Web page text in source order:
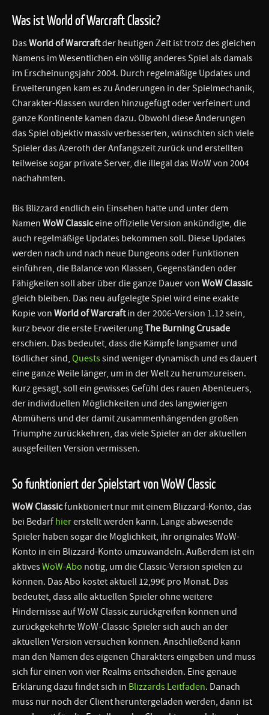
Was ist World of Warcraft Classic?
DasWorld of Warcraftder heutigen Zeit ist trotz des gleichen
Namens im Wesentlichen ein völlig anderes Spiel als damals
im Erscheinungsjahr 2004. Durch regelmäßige Updates und
Erweiterungen kam es zu Änderungen in der Spielmechanik,
Charakter-Klassen wurden hinzugefügt oder verfeinert und
ganze Kontinente kamen dazu. Obwohl diese Änderungen
das Spiel objektiv massiv verbesserten, wünschten sich viele
Spieler das Azeroth der Anfangszeit zurück und erstellten
teilweise sogar private Server, die illegal das WoW von 2004
nachahmten.
Bis Blizzard endlich ein Einsehen hatte und unter dem
Namen WoW Classiceine offizielle Version ankündigte, die
auch regelmäßige Updates bekommen soll. Diese Updates
werden nach und nach neue Dungeons oder Funktionen
einführen, die Balance von Klassen, Gegenständen oder
Fähigkeiten soll aber über die ganze Dauer von WoW Classic
gleich bleiben. Das neu aufgelegte Spiel wird eine exakte
Kopie von World of Warcraftin der 2006-Version 1.12 sein,
kurz bevor die erste ErweiterungThe Burning Crusade
erschien. Das bedeutet, dass die Kämpfe langsamer und
tödlicher sind, Questssind weniger dynamisch und es dauert
eine ganze Weile länger, um in der Welt zu herumzureisen.
Kurz gesagt, soll ein gewisses Gefühl des rauen Abenteuers,
der individuellen Möglichkeiten und des langwierigen
Abmühens und der damit zusammenhängenden großen
Triumphe zurückkehren, das viele Spieler an der aktuellen
ausgefeilten Version vermissen.
So funktioniert der Spielstart von WoW Classic
WoW Classicfunktioniert nur mit einem Blizzard-Konto, das
bei Bedarf hiererstellt werden kann. Lange abwesende
Spieler haben sogar die Möglichkeit, ihr originales WoW-
Konto in ein Blizzard-Konto umzuwandeln. Außerdem ist ein
aktivesWoW-Abo nötig, um die Classic-Version spielen zu
können. Das Abo kostet aktuell 12,99€ pro Monat. Das
bedeutet, dass alle aktuellen Spieler ohne weitere
Hindernisse auf WoW Classic zurückgreifen können und
zurückgekehrte WoW-Classic-Spieler sich auch an der
aktuellen Version versuchen können. Anschließend kann
man den Namen des eigenen Charakters eingeben und muss
sich für einen von vier Realms entscheiden. Eine genaue
Erklärung dazu findet sich in Blizzards Leitfaden. Danach
muss nur noch der Client heruntergeladen werden, dann ist